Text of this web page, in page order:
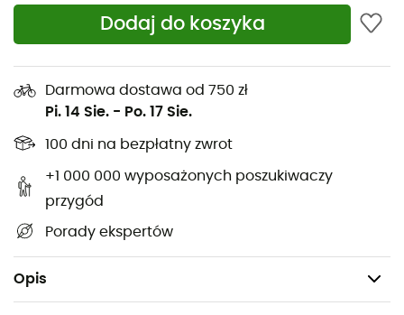
Dodaj do koszyka
Darmowa dostawa od 750 zł
Pi. 14 Sie. - Po. 17 Sie.
100 dni na bezpłatny zwrot
+1 000 000 wyposażonych poszukiwaczy
przygód
Porady ekspertów
Opis
Aby odnowić swoje stare końcówki lub wyposażyć się w
nowe,
drogach i chronią kijki na twardych nawierzchniach.
Charakterystyka
Sprzedawane w parach,
Kompatybilne z kijkami Tactil C100 Spike, Tactil C70
Spike, Tactil C50 Spike i Tactil C20 Spike.